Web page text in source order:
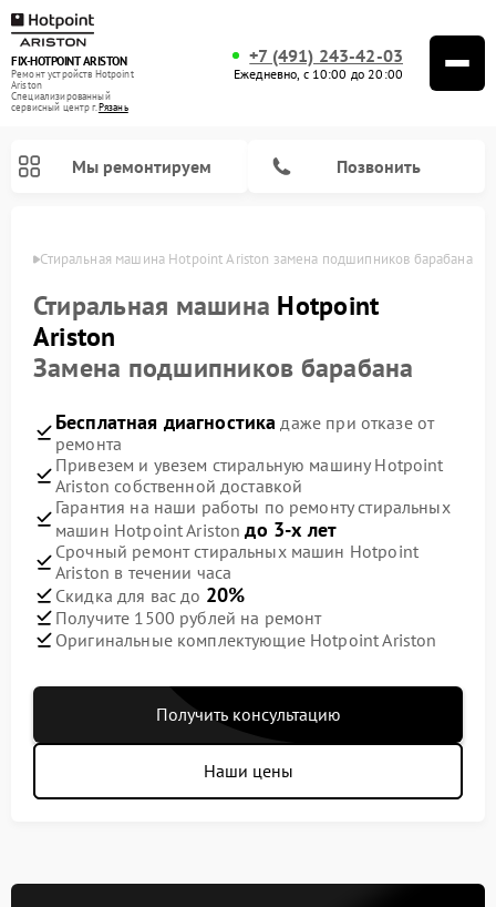
FIX-HOTPOINT ARISTON
Ремонт устройств Hotpoint
Ariston
Специализированный
cервисный центр г.Рязань
+7 (491) 243-42-03
Ежедневно, с 10:00 до 20:00
Мы ремонтируем Позвонить
Стиральная машина Hotpoint Ariston замена подшипников барабана
Стиральная машина Hotpoint
Ariston
Замена подшипников барабана
Бесплатная диагностика даже при отказе от
ремонта
Привезем и увезем стиральную машину Hotpoint
Ariston собственной доставкой
Гарантия на наши работы по ремонту стиральных
машин Hotpoint Aristonдо 3-х лет
Срочный ремонт стиральных машин Hotpoint
Ariston в течении часа
Скидка для вас до 20%
Получите 1500 рублей на ремонт
Оригинальные комплектующие Hotpoint Ariston
Получить консультацию
Наши цены